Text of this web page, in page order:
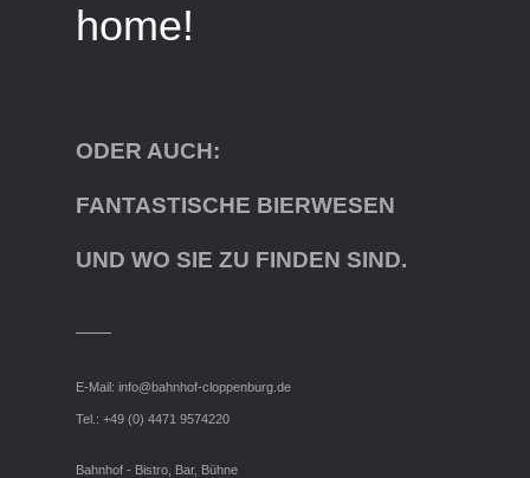
home!
ODER AUCH:
FANTASTISCHE BIERWESEN
UND WO SIE ZU FINDEN SIND.
E-Mail: info@bahnhof-cloppenburg.de
Tel.: +49 (0) 4471 9574220
Bahnhof - Bistro, Bar, Bühne